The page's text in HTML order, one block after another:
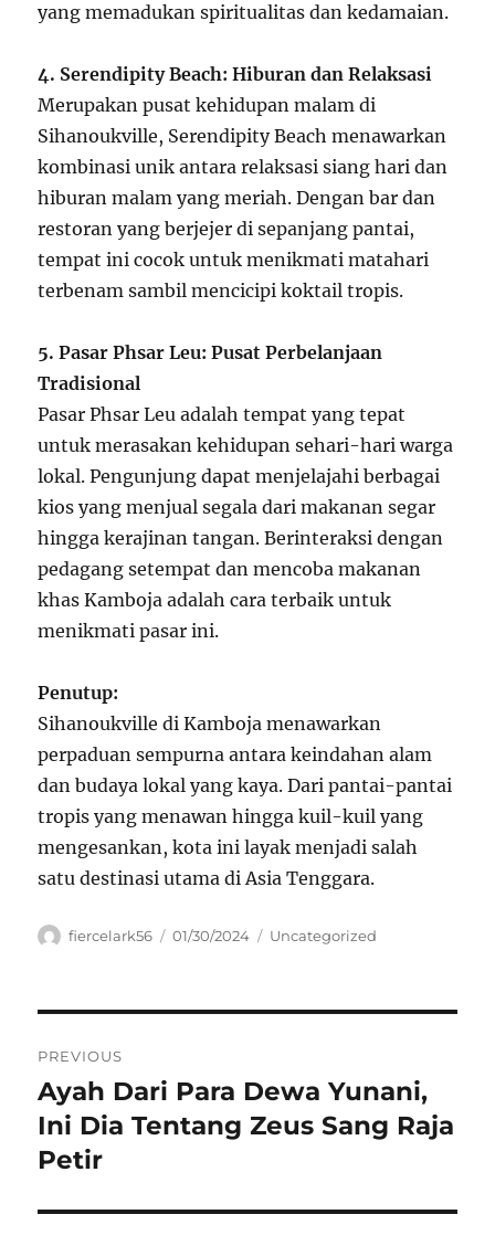
yang memadukan spiritualitas dan kedamaian.
4. Serendipity Beach: Hiburan dan Relaksasi
Merupakan pusat kehidupan malam di
Sihanoukville, Serendipity Beach menawarkan
kombinasi unik antara relaksasi siang hari dan
hiburan malam yang meriah. Dengan bar dan
restoran yang berjejer di sepanjang pantai,
tempat ini cocok untuk menikmati matahari
terbenam sambil mencicipi koktail tropis.
5. Pasar Phsar Leu: Pusat Perbelanjaan
Tradisional
Pasar Phsar Leu adalah tempat yang tepat
untuk merasakan kehidupan sehari-hari warga
lokal. Pengunjung dapat menjelajahi berbagai
kios yang menjual segala dari makanan segar
hingga kerajinan tangan. Berinteraksi dengan
pedagang setempat dan mencoba makanan
khas Kamboja adalah cara terbaik untuk
menikmati pasar ini.
Penutup:
Sihanoukville di Kamboja menawarkan
perpaduan sempurna antara keindahan alam
dan budaya lokal yang kaya. Dari pantai-pantai
tropis yang menawan hingga kuil-kuil yang
mengesankan, kota ini layak menjadi salah
satu destinasi utama di Asia Tenggara.
Author
fiercelark56
Posted
01/30/2024 Categories
Uncategorized
pos
PREVIOUS
Previous
post:
Ayah Dari Para Dewa Yunani,
Ini Dia Tentang Zeus Sang Raja
Petir